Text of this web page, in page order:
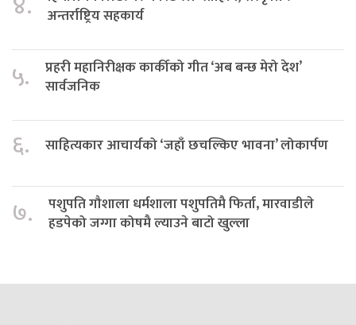
अन्तर्राष्ट्रिय सहकार्य
५.
प्रहरी महानिरीक्षक कार्कीको गीत ‘अब बन्छ मेरो देश’
सार्वजनिक
६. साहित्यकार आचार्यको ‘जहाँ छचल्किए भावना’ लोकार्पण
७.
पशुपति गौशाला धर्मशाला पशुपतिमै फिर्ता, मारवाडीले
हडपेको जग्गा कोषमै ल्याउने बाटो खुल्ला